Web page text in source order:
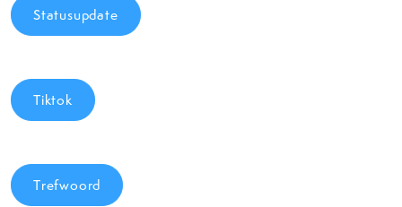
Statusupdate
Tiktok
Trefwoord